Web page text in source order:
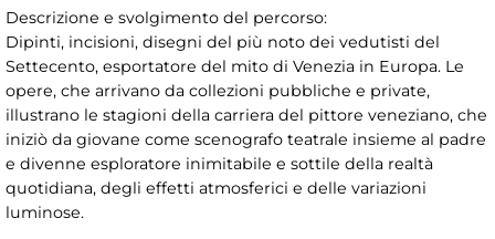
Descrizione e svolgimento del percorso:
Dipinti, incisioni, disegni del più noto dei vedutisti del
Settecento, esportatore del mito di Venezia in Europa. Le
opere, che arrivano da collezioni pubbliche e private,
illustrano le stagioni della carriera del pittore veneziano, che
iniziò da giovane come scenografo teatrale insieme al padre
e divenne esploratore inimitabile e sottile della realtà
quotidiana, degli effetti atmosferici e delle variazioni
luminose.